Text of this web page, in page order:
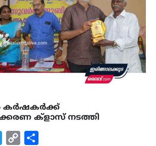
കർഷകർക്ക്
ക്ളാസ് നടത്തി
TwitterCopy